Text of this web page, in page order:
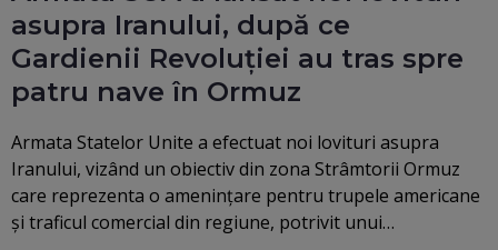
asupra Iranului, după ce
Gardienii Revoluției au tras spre
patru nave în Ormuz
Armata Statelor Unite a efectuat noi lovituri asupra
Iranului, vizând un obiectiv din zona Strâmtorii Ormuz
care reprezenta o amenințare pentru trupele americane
și traficul comercial din regiune, potrivit unui…